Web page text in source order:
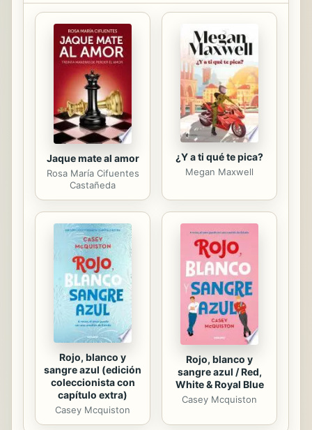
registrados, fotografías de las
piedras con petrofligos que son las
más sobresalientes, la colocación
cronológica de los restos según el
material encontrado, así como
fotografías, descripciones,
clasificación e interpretación de
materiales recuperados en algunas...
Jaque mate al amor
Rosa María Cifuentes
Castañeda
¿Y a ti qué te pica?
Megan Maxwell
Rojo, blanco y
sangre azul (edición
coleccionista con
capítulo extra)
Casey Mcquiston
Rojo, blanco y
sangre azul / Red,
White & Royal Blue
Casey Mcquiston